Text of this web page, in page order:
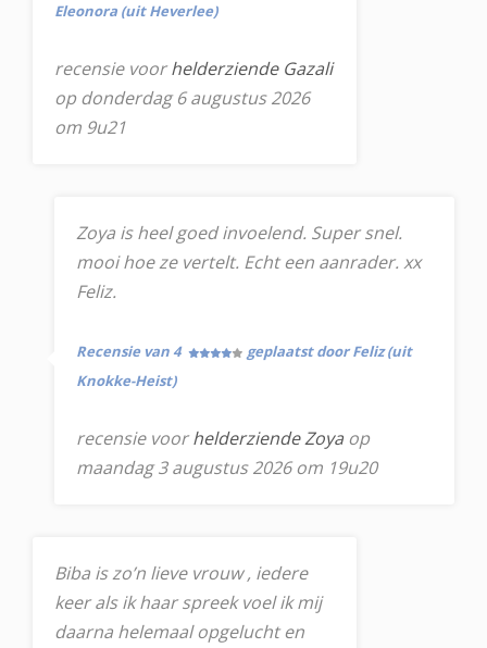
Eleonora (uit Heverlee)
recensie voorhelderziende Gazali
op donderdag 6 augustus 2026
om 9u21
Zoya is heel goed invoelend. Super snel.
mooi hoe ze vertelt. Echt een aanrader. xx
Feliz.
Recensie van 4
geplaatst door Feliz (uit
Knokke-Heist)
recensie voorhelderziende Zoya op
maandag 3 augustus 2026 om 19u20
Biba is zo’n lieve vrouw , iedere
keer als ik haar spreek voel ik mij
daarna helemaal opgelucht en